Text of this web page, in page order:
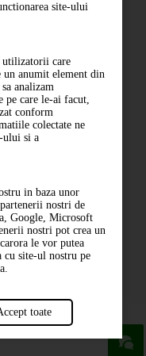
site-ului
utilizatorii care
un anumit element din
analizam
pe care le-ai facut,
conform
colectate ne
ului si a
in baza unor
nostri de
Google, Microsoft
nostri pot crea un
le vor putea
cu site-ul nostru pe
toate